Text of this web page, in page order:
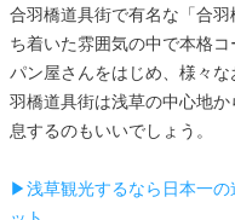
合羽橋道具街で有名な「合
ち着いた雰囲気の中で本格
パン屋さんをはじめ、様々
羽橋道具街は浅草の中心地
息するのもいいでしょう。
▶浅草観光するなら日本一の